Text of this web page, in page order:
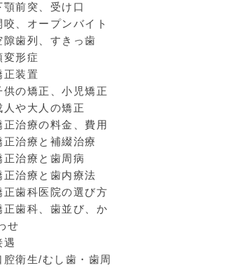
顎前突、受け口
咬、オープンバイト
隙歯列、すきっ歯
変形症
正装置
供の矯正、小児矯正
人や大人の矯正
正治療の料金、費用
正治療と補綴治療
正治療と歯周病
正治療と歯内療法
正歯科医院の選び方
正歯科、歯並び、か
せ
遇
腔衛生/むし歯・歯周